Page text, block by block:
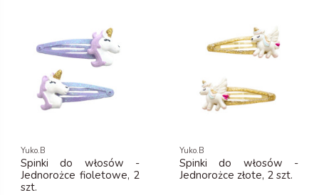
Yuko.B
Spinki do włosów -
Jednorożce fioletowe, 2
szt.
Yuko.B
Spinki do włosów -
Jednorożce złote, 2 szt.